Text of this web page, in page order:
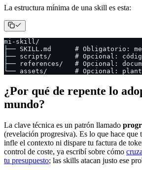
La estructura mínima de una skill es esta:
mi-skill/
├── SKILL.md      # Obligatorio:
├── scripts/      # Opcional:
├── references/   # Opcional:
└── assets/       # Opcional:
¿Por qué de repente lo
mundo?
La clave técnica es un patrón llamado
(revelación progresiva). Es lo que hace que
infle el contexto ni dispare tu factura de
control de coste, ya escribí sobre cómo
tu presupuesto; las skills atacan justo ese